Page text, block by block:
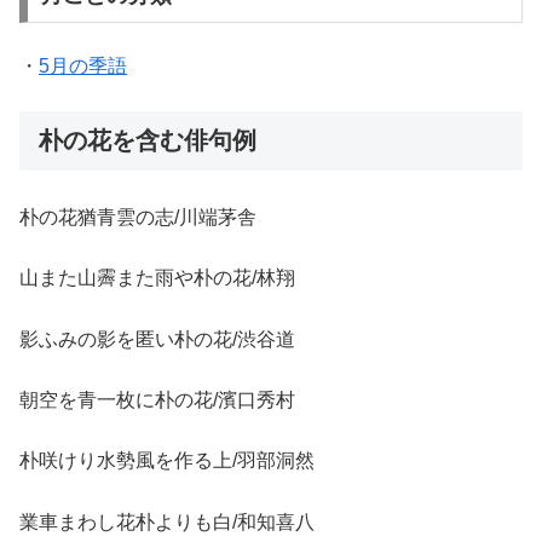
・ 5月の季語
朴の花を含む俳句例
朴の花猶青雲の志/川端茅舎
山また山霽また雨や朴の花/林翔
影ふみの影を匿い朴の花/渋谷道
朝空を青一枚に朴の花/濱口秀村
朴咲けり水勢風を作る上/羽部洞然
業車まわし花朴よりも白/和知喜八